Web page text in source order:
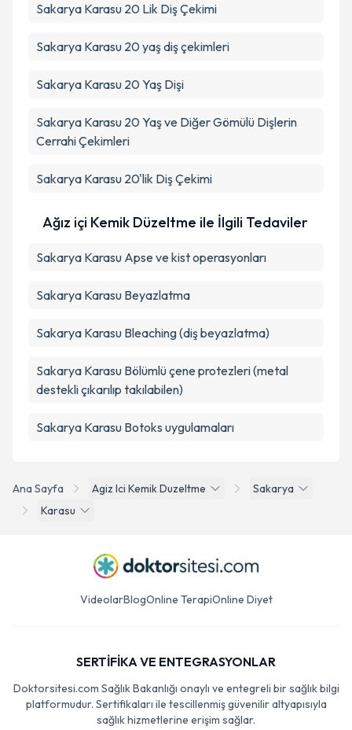
Ana Sayfa Agiz Ici Kemik Duzeltme
Sakarya
Karasu
Sakarya Karasu 20 Lik Diş Çekimi
Sakarya Karasu 20 yaş diş çekimleri
Sakarya Karasu 20 Yaş Dişi
Sakarya Karasu 20 Yaş ve Diğer Gömülü Dişlerin
Cerrahi Çekimleri
Sakarya Karasu 20'lik Diş Çekimi
Ağız içi Kemik Düzeltme ile İlgili Tedaviler
Sakarya Karasu Apse ve kist operasyonları
Sakarya Karasu Beyazlatma
Sakarya Karasu Bleaching (diş beyazlatma)
Sakarya Karasu Bölümlü çene protezleri (metal
destekli çıkarılıp takılabilen)
Sakarya Karasu Botoks uygulamaları
VideolarBlogOnline TerapiOnline Diyet
SERTİFİKA VE ENTEGRASYONLAR
Doktorsitesi.com Sağlık Bakanlığı onaylı ve entegreli bir sağlık bilgi
platformudur. Sertifikaları ile tescillenmiş güvenilir altyapısıyla
sağlık hizmetlerine erişim sağlar.